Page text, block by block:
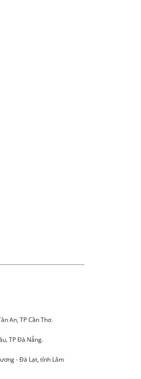
An, TP Cần Thơ.
TP Đà Nẵng.
- Đà Lạt, tỉnh Lâm